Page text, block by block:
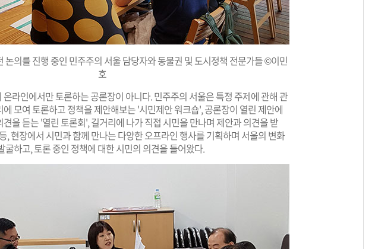
논의를 진행 중인 민주주의 서울 담당자와 동물권 및 도시정책 전문가들 ©이민
호
라인에서만 토론하는 공론장이 아니다. 민주주의 서울은 특정 주제에 관해 관
모여 토론하고 정책을 제안해보는 '시민제안 워크숍', 공론장이 열린 제안에
을 듣는 '열린 토론회', 길거리에 나가 직접 시민을 만나며 제안과 의견을 받
, 현장에서 시민과 함께 만나는 다양한 오프라인 행사를 기획하며 서울의 변화
굴하고, 토론 중인 정책에 대한 시민의 의견을 들어왔다.